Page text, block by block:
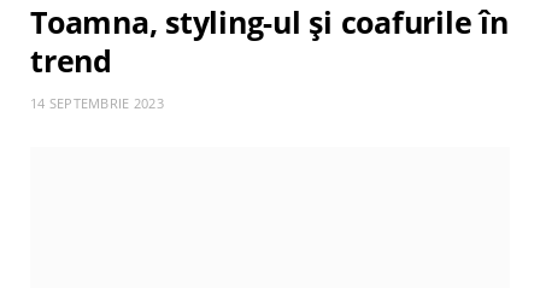
Toamna, styling-ul și coafurile în
trend
14 SEPTEMBRIE 2023